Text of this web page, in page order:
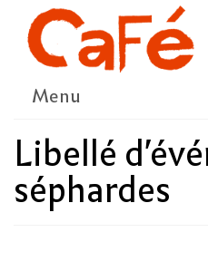
Menu
LE PROJET
LA COOPÉRATIVE & L’ASSO
Libellé
séphardes